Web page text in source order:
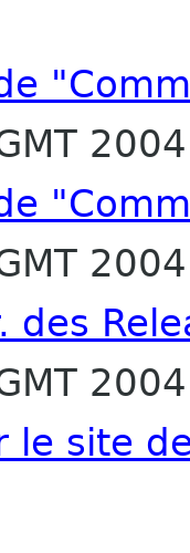
2004
2004
des
2004
le site